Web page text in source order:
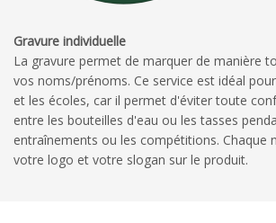
Gravure individuelle
La gravure permet de marquer de manière
vos noms/prénoms. Ce service est idéal
et les écoles, car il permet d'éviter toute
entre les bouteilles d'eau ou les tasses
entraînements ou les compétitions. Chaque
votre logo et votre slogan sur le produit.